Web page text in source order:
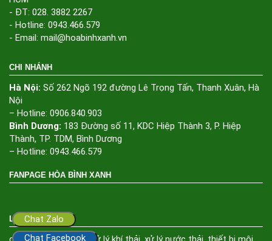
- ĐT: 028. 3882 2267
- Hotline: 0943.466.579
- Email: mail@hoabinhxanh.vn
CHI NHÁNH
Hà Nội: Số 262 Ngõ 192 đường Lê Trọng Tấn, Thanh Xuân, Hà
Nội
– Hotline: 0906.840.903
Bình Dương: 183 Đường số 11, KDC Hiệp Thành 3, P. Hiệp
Thành, TP. TDM, Bình Dương
– Hotline: 0943.466.579
FANPAGE HÒA BÌNH XANH
LIÊN KẾT
Chat Zalo
Chat Facebook